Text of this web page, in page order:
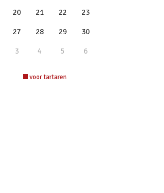
20 21 22 23
27 28 29 30
3 4 5 6
voor tartaren